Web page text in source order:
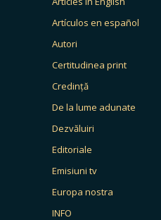
Artículos en español
Autori
Certitudinea print
Credință
De la lume adunate
Dezvăluiri
Editoriale
Emisiuni tv
Europa nostra
INFO